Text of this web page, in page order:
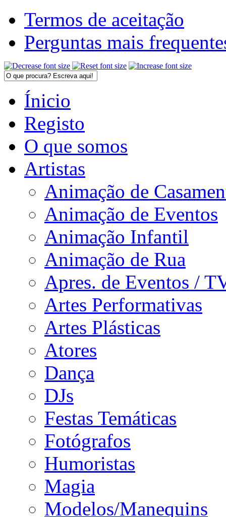
Termos de aceitação
Perguntas mais
Ínicio
Registo
O que somos
Artistas
Animação de
Animação de Eventos
Animação Infantil
Animação de Rua
Apres. de Eventos /
Artes Performativas
Artes Plásticas
Atores
Dança
DJs
Festas Temáticas
Fotógrafos
Humoristas
Magia
Modelos/Manequins